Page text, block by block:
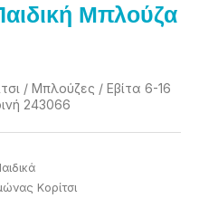
Μπλούζα
/ Μπλούζες / Εβίτα 6-16
243066
Κορίτσι